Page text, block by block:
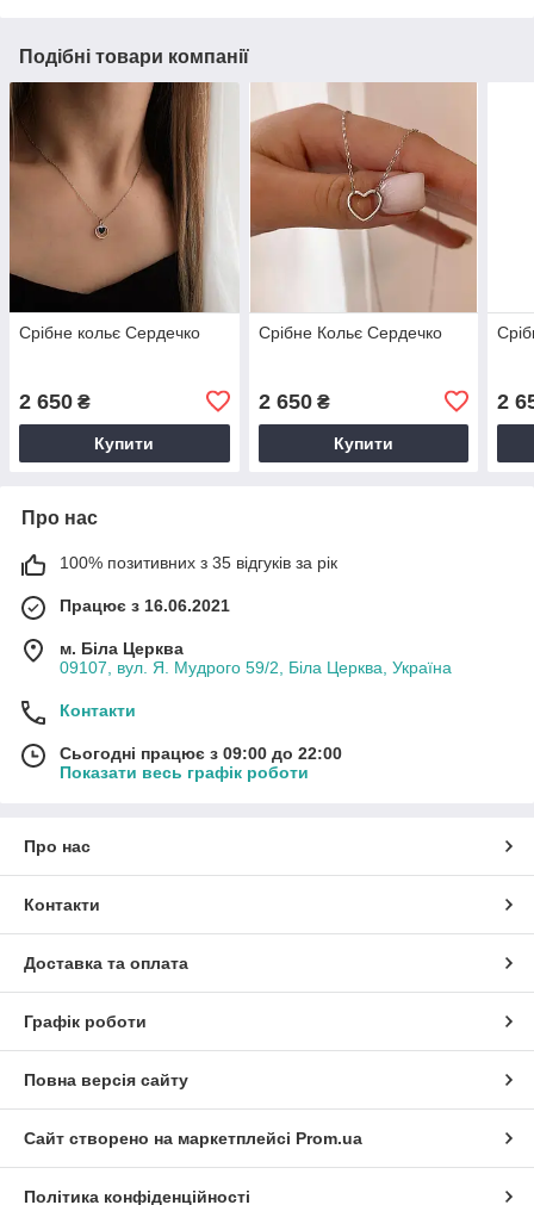
Подібні товари компанії
Срібне кольє Сердечко
2 650 ₴
Купити
Срібне Кольє Сердечко
2 650₴
Купити
2
Про нас
100% позитивних з 35 відгуків за рік
Працює з 16.06.2021
м. Біла Церква
09107, вул. Я. Мудрого 59/2, Біла Церква, Україна
Контакти
Сьогодні працює з 09:00 до 22:00
Показати весь графік роботи
Про нас
Контакти
Доставка та оплата
Графік роботи
Повна версія сайту
Сайт створено на маркетплейсі Prom.ua
Політика конфіденційності